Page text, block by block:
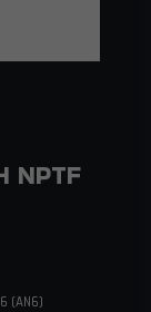
NPTF
(AN6)